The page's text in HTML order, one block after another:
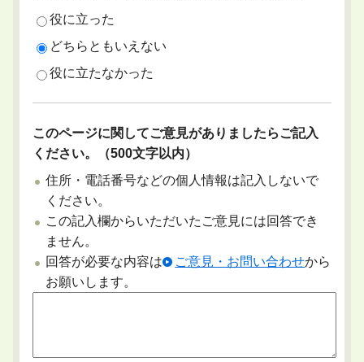
役に立った
どちらともいえない
役に立たなかった
このページに関してご意見がありましたらご記入
ください。（500文字以内）
住所・電話番号などの個人情報は記入しないで
ください。
この記入欄からいただいたご意見には回答でき
ません。
回答が必要な内容は
ご意見・お問い合わせから
お願いします。